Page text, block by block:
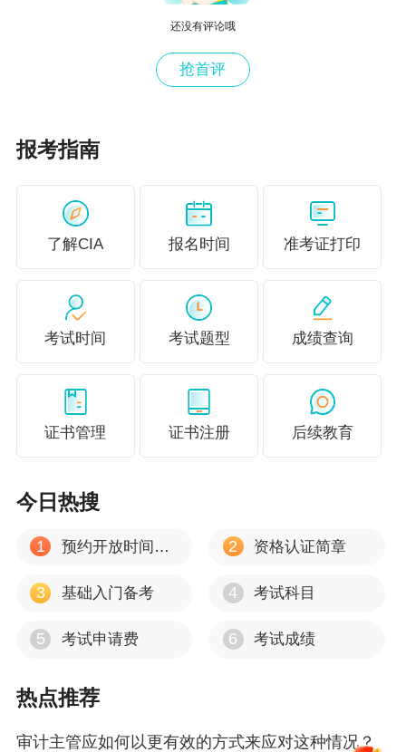
确定审计业务所需的各级人员和各项资源
爱 上 学 习 | 拥 抱 未 来
LOVE OF LEARNING
更多精彩推荐
还没有评论哦
抢首评
报考指南
了解CIA 报名时间 准考证打印
考试时间 考试题型 成绩查询
证书管理 证书注册 后续教育
今日热搜
1 预约开放时间公告 2 资格认证简章
3 基础入门备考 4 考试科目
5 考试申请费 6 考试成绩
热点推荐
审计主管应如何以更有效的方式来应对这种情况？